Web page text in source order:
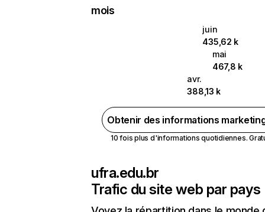
mois
juin
435,62 k
mai
467,8 k
avr.
388,13 k
Obtenir des informations
10 fois plus d'informations quotidiennes.
ufra.edu.br
Trafic du site web par pays